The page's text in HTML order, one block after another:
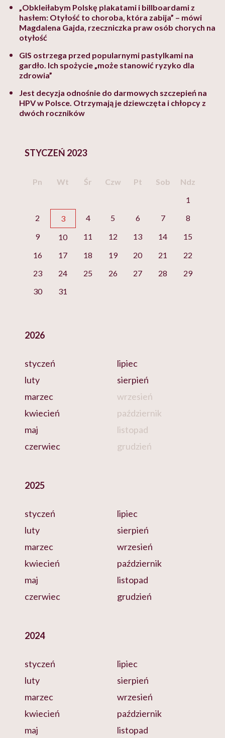
„Obkleiłabym Polskę plakatami i billboardami z
hasłem: Otyłość to choroba, która zabija” – mówi
Magdalena Gajda, rzeczniczka praw osób chorych na
otyłość
GIS ostrzega przed popularnymi pastylkami na
gardło. Ich spożycie „może stanowić ryzyko dla
zdrowia”
Jest decyzja odnośnie do darmowych szczepień na
HPV w Polsce. Otrzymają je dziewczęta i chłopcy z
dwóch roczników
STYCZEŃ 2023
Pn Wt Śr Czw Pt Sob
Ndz
1
2
3 4 5 6 7
8
9
10 11 12 13 14
15
16
17 18 19 20 21
22
23
24 25 26 27 28
29
30
31
2026
styczeń
luty
marzec
kwiecień
maj
czerwiec
lipiec
sierpień
wrzesień
październik
listopad
grudzień
2025
styczeń
luty
marzec
kwiecień
maj
czerwiec
lipiec
sierpień
wrzesień
październik
listopad
grudzień
2024
styczeń
luty
marzec
kwiecień
maj
lipiec
sierpień
wrzesień
październik
listopad